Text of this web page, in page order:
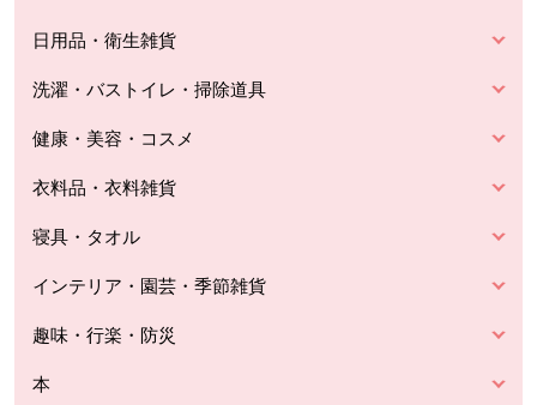
日用品・衛生雑貨
洗濯・バストイレ・掃除道具
健康・美容・コスメ
衣料品・衣料雑貨
寝具・タオル
インテリア・園芸・季節雑貨
趣味・行楽・防災
本